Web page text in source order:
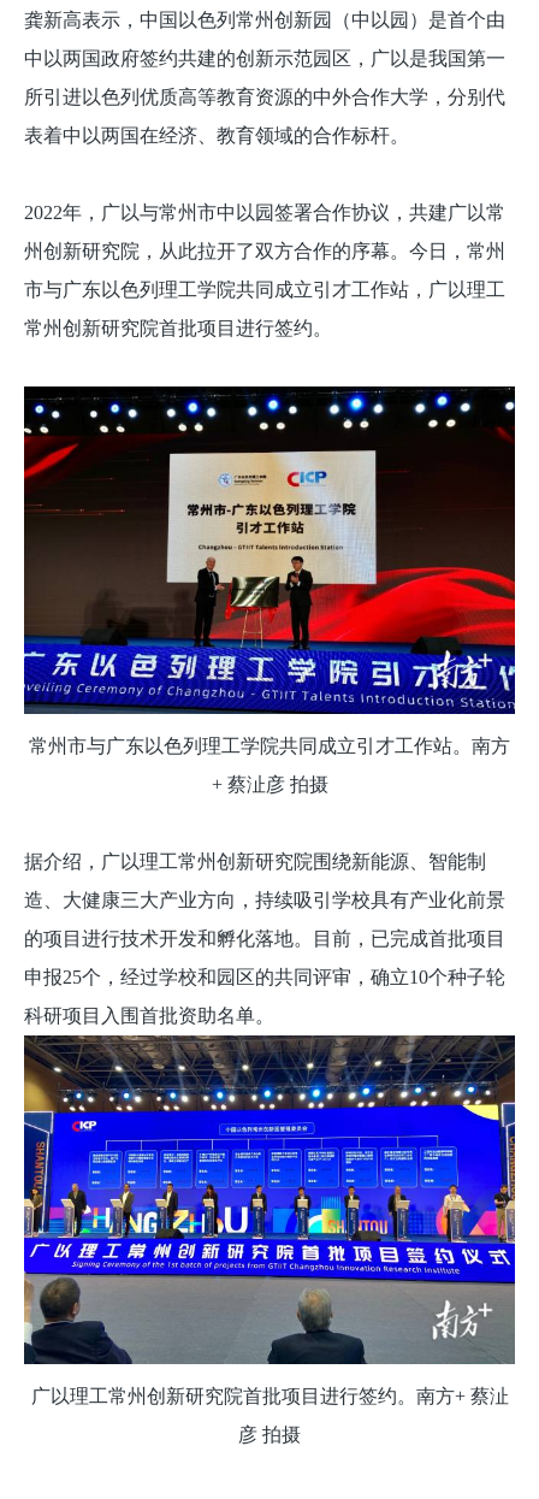
龚新高表示，中国以色列常州创新园（中以园）是首个由
中以两国政府签约共建的创新示范园区，广以是我国第一
所引进以色列优质高等教育资源的中外合作大学，分别代
表着中以两国在经济、教育领域的合作标杆。
2022年，广以与常州市中以园签署合作协议，共建广以常
州创新研究院，从此拉开了双方合作的序幕。今日，常州
市与广东以色列理工学院共同成立引才工作站，广以理工
常州创新研究院首批项目进行签约。
常州市与广东以色列理工学院共同成立引才工作站。南方
+ 蔡沚彦 拍摄
据介绍，广以理工常州创新研究院围绕新能源、智能制
造、大健康三大产业方向，持续吸引学校具有产业化前景
的项目进行技术开发和孵化落地。目前，已完成首批项目
申报25个，经过学校和园区的共同评审，确立10个种子轮
科研项目入围首批资助名单。
广以理工常州创新研究院首批项目进行签约。南方+ 蔡沚
彦 拍摄